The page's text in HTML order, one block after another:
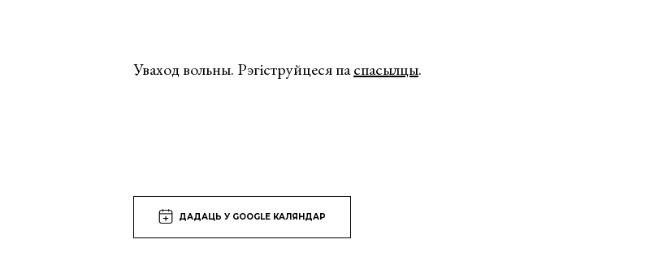
Уваход вольны. Рэгіструйцеся паспасылцы.
ДАДАЦЬ У GOOGLE КАЛЯНДАР